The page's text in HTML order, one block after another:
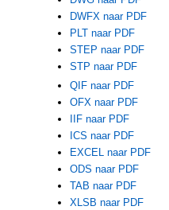
DWFX naar PDF
PLT naar PDF
STEP naar PDF
STP naar PDF
QIF naar PDF
OFX naar PDF
IIF naar PDF
ICS naar PDF
EXCEL naar PDF
ODS naar PDF
TAB naar PDF
XLSB naar PDF